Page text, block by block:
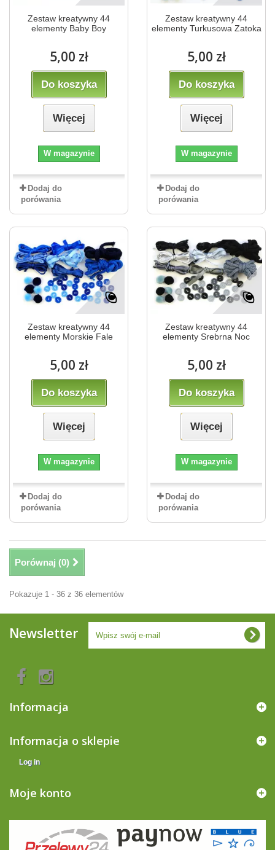
Zestaw kreatywny 44
elementy Baby Boy
5,00 zł
Do koszyka
Więcej
W magazynie
Dodaj do
porówania
Zestaw kreatywny 44
elementy Turkusowa Zatoka
5,00 zł
Do koszyka
Więcej
W magazynie
Dodaj do
porówania
Zestaw kreatywny 44
elementy Morskie Fale
5,00 zł
Do koszyka
Więcej
W magazynie
Dodaj do
porówania
Zestaw kreatywny 44
elementy Srebrna Noc
5,00 zł
Do koszyka
Więcej
W magazynie
Dodaj do
porówania
Porównaj (0)
Pokazuje 1 - 36 z 36 elementów
Newsletter
Informacja
Informacja o sklepie
Log in
Moje konto